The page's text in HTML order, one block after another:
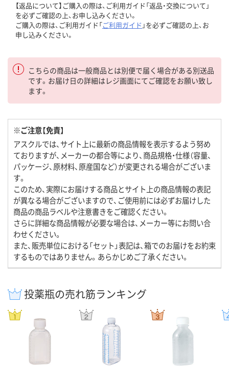
【返品について】ご購入の際は、ご利用ガイド「返品・交換について」
を必ずご確認の上、お申し込みください。
ご購入の際は、ご利用ガイド「ご利用ガイド 」を必ずご確認の上、お
申し込みください。
こちらの商品は一般商品とは別便で届く場合がある別送品
です。お届け日の詳細はレジ画面にてご確認をお願い致し
ます。
※ご注意【免責】
アスクルでは、サイト上に最新の商品情報を表示するよう努め
ておりますが、メーカーの都合等により、商品規格・仕様（容量、
パッケージ、原材料、原産国など）が変更される場合がございま
す。
このため、実際にお届けする商品とサイト上の商品情報の表記
が異なる場合がございますので、ご使用前には必ずお届けした
商品の商品ラベルや注意書きをご確認ください。
さらに詳細な商品情報が必要な場合は、メーカー等にお問い合
わせください。
また、販売単位における「セット」表記は、箱でのお届けをお約束
するものではありません。あらかじめご了承ください。
投薬瓶の売れ筋ランキング